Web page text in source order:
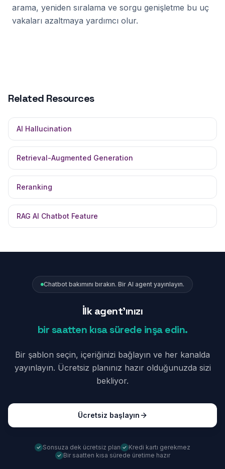
arama, yeniden sıralama ve sorgu genişletme bu uç
vakaları azaltmaya yardımcı olur.
Related Resources
AI Hallucination
Retrieval-Augmented Generation
Reranking
RAG AI Chatbot Feature
Chatbot bakımını bırakın. Bir AI agent yayınlayın.
İlk agent'ınızı
bir saatten kısa sürede inşa edin.
Bir şablon seçin, içeriğinizi bağlayın ve her kanalda
yayınlayın. Ücretsiz planınız hazır olduğunuzda sizi
bekliyor.
Ücretsiz başlayın
Sonsuza dek ücretsiz plan
Kredi kartı gerekmez
Bir saatten kısa sürede üretime hazır